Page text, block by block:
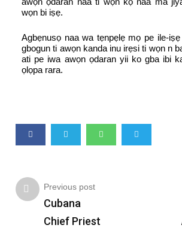
wọn bi iṣẹ.
Agbẹnusọ naa wa tẹnpẹlẹ mọ pe ile-
gbogun ti awọn kanda inu irẹsi ti wọn n
ati pe iwa awọn ọdaran yii ko gba ibi
ọlọpa rara.
Previous post
Cubana
Chief Priest